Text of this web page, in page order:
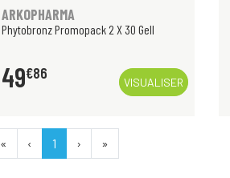
ARKOPHARMA
Phytobronz Promopack 2 X 30 Gell
49€86
VISUALISER
« ‹ 1 › »